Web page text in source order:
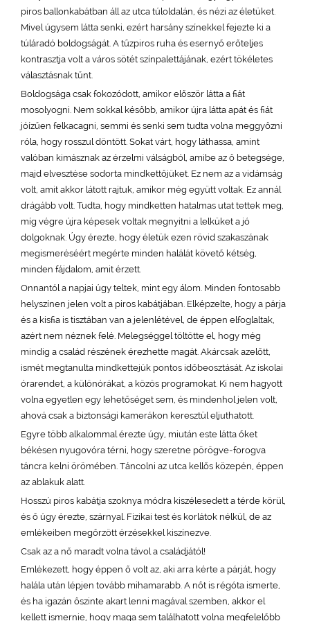
piros ballonkabátban áll az utca túloldalán, és nézi az életüket.
Mivel úgysem látta senki, ezért harsány színekkel fejezte ki a
túláradó boldogságát. A tűzpiros ruha és esernyő erőteljes
kontrasztja volt a város sötét színpalettájának, ezért tökéletes
választásnak tűnt.
Boldogsága csak fokozódott, amikor először látta a fiát
mosolyogni. Nem sokkal később, amikor újra látta apát és fiát
jóízűen felkacagni, semmi és senki sem tudta volna meggyőzni
róla, hogy rosszul döntött. Sokat várt, hogy láthassa, amint
valóban kimásznak az érzelmi válságból, amibe az ő betegsége,
majd elvesztése sodorta mindkettőjüket. Ez nem az a vidámság
volt, amit akkor látott rajtuk, amikor még együtt voltak. Ez annál
drágább volt. Tudta, hogy mindketten hatalmas utat tettek meg,
míg végre újra képesek voltak megnyitni a lelküket a jó
dolgoknak. Úgy érezte, hogy életük ezen rövid szakaszának
megismeréséért megérte minden halálát követő kétség,
minden fájdalom, amit érzett.
Onnantól a napjai úgy teltek, mint egy álom. Minden fontosabb
helyszínen jelen volt a piros kabátjában. Elképzelte, hogy a párja
és a kisfia is tisztában van a jelenlétével, de éppen elfoglaltak,
azért nem néznek felé. Melegséggel töltötte el, hogy még
mindig a család részének érezhette magát. Akárcsak azelőtt,
ismét megtanulta mindkettejük pontos időbeosztását. Az iskolai
órarendet, a különórákat, a közös programokat. Ki nem hagyott
volna egyetlen egy lehetőséget sem, és mindenhol jelen volt,
ahová csak a biztonsági kamerákon keresztül eljuthatott.
Egyre több alkalommal érezte úgy, miután este látta őket
békésen nyugovóra térni, hogy szeretne pörögve-forogva
táncra kelni örömében. Táncolni az utca kellős közepén, éppen
az ablakuk alatt.
Hosszú piros kabátja szoknya módra kiszélesedett a térde körül,
és ő úgy érezte, szárnyal. Fizikai test és korlátok nélkül, de az
emlékeiben megőrzött érzésekkel kiszínezve.
Csak az a nő maradt volna távol a családjától!
Emlékezett, hogy éppen ő volt az, aki arra kérte a párját, hogy
halála után lépjen tovább mihamarabb. A nőt is régóta ismerte,
és ha igazán őszinte akart lenni magával szemben, akkor el
kellett ismernie, hogy maga sem találhatott volna megfelelőbb